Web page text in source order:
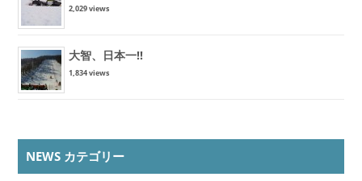
2,029 views
大智、日本一!!
1,834 views
NEWS カテゴリー